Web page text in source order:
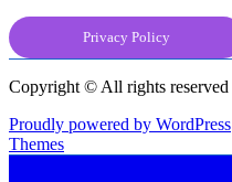
Privacy Policy
Copyright © All rights reserved
Proudly powered by WordPress
Themes